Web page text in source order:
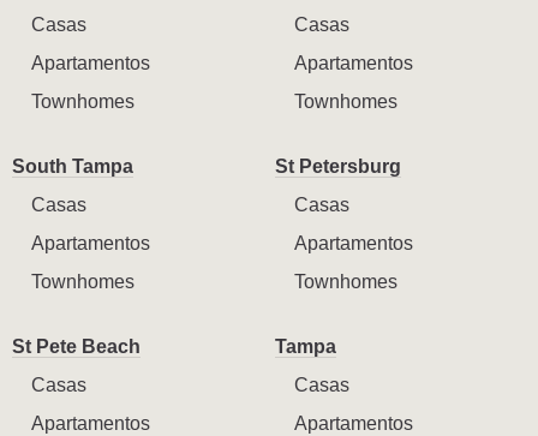
Casas
Apartamentos
Townhomes
Casas
Apartamentos
Townhomes
South Tampa
Casas
Apartamentos
Townhomes
St Petersburg
Casas
Apartamentos
Townhomes
St Pete Beach
Casas
Apartamentos
Tampa
Casas
Apartamentos